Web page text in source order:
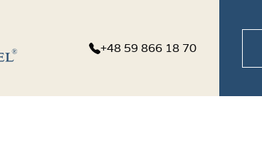
+48 59 866 18 70